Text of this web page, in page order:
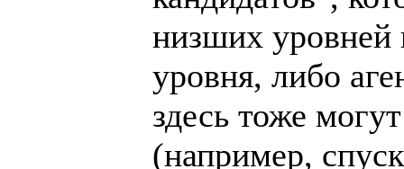
низших уровней
уровня, либо
здесь тоже
(например,